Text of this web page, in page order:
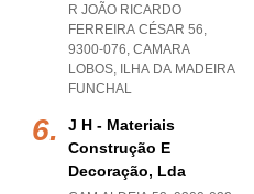
R JOÃO RICARDO
FERREIRA CÉSAR 56,
9300-076, CAMARA
LOBOS, ILHA DA MADEIRA
FUNCHAL
J H - Materiais
Construção E
Decoração, Lda